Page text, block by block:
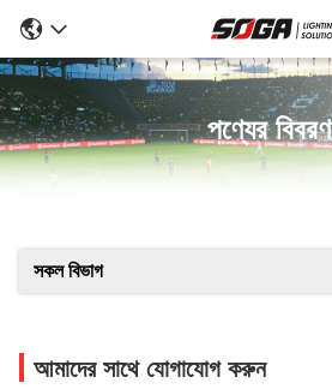
পণ্যের বিবরণ
সকল বিভাগ
আমাদের সাথে যোগাযোগ করুন